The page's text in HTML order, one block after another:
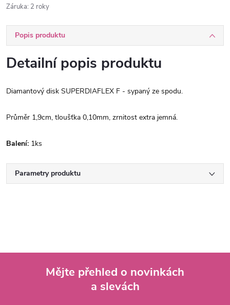
Záruka: 2 roky
Popis produktu
Detailní popis produktu
Diamantový disk SUPERDIAFLEX F - sypaný ze spodu.
Průměr 1,9cm, tloušťka 0,10mm, zrnitost extra jemná.
Balení: 1ks
Parametry produktu
Mějte přehled o novinkách
a slevách